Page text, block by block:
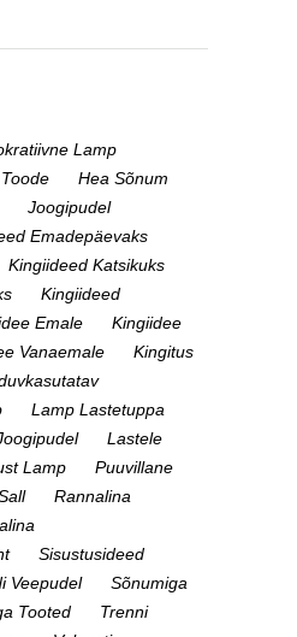
Lamp
Hea Sõnum
Joogipudel
Emadepäevaks
Kingiideed Katsikuks
Kingiideed
Emale
Kingiidee
Vanaemale
Kingitus
Lamp Lastetuppa
Lastele
Lamp
Puuvillane
Rannalina
Sisustusideed
Veepudel
Sõnumiga
Tooted
Trenni